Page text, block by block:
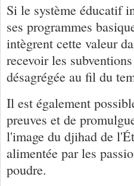
Si le système éducatif
ses programmes
intègrent cette valeur
recevoir les
désagrégée au fil du
Il est également
preuves et de
l'image du djihad de
alimentée par les
poudre.